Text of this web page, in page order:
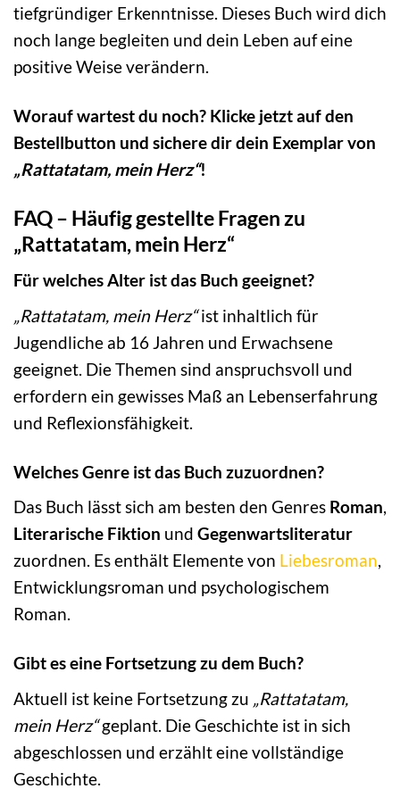
tiefgründiger Erkenntnisse. Dieses Buch wird dich
noch lange begleiten und dein Leben auf eine
positive Weise verändern.
Worauf wartest du noch? Klicke jetzt auf den
Bestellbutton und sichere dir dein Exemplar von
„Rattatatam, mein Herz“!
FAQ – Häufig gestellte Fragen zu
„Rattatatam, mein Herz“
Für welches Alter ist das Buch geeignet?
„Rattatatam, mein Herz“ist inhaltlich für
Jugendliche ab 16 Jahren und Erwachsene
geeignet. Die Themen sind anspruchsvoll und
erfordern ein gewisses Maß an Lebenserfahrung
und Reflexionsfähigkeit.
Welches Genre ist das Buch zuzuordnen?
Das Buch lässt sich am besten den Genres Roman,
Literarische Fiktion und Gegenwartsliteratur
zuordnen. Es enthält Elemente von Liebesroman,
Entwicklungsroman und psychologischem
Roman.
Gibt es eine Fortsetzung zu dem Buch?
Aktuell ist keine Fortsetzung zu „Rattatatam,
mein Herz“geplant. Die Geschichte ist in sich
abgeschlossen und erzählt eine vollständige
Geschichte.